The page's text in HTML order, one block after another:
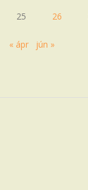
25
26
« ápr jún »